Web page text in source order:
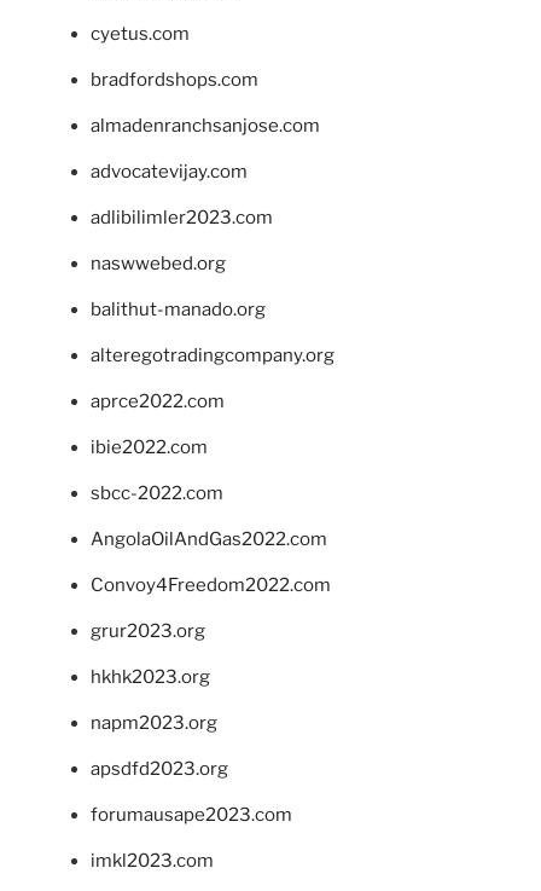
cyetus.com
bradfordshops.com
almadenranchsanjose.com
advocatevijay.com
adlibilimler2023.com
naswwebed.org
balithut-manado.org
alteregotradingcompany.org
aprce2022.com
ibie2022.com
sbcc-2022.com
AngolaOilAndGas2022.com
Convoy4Freedom2022.com
grur2023.org
hkhk2023.org
napm2023.org
apsdfd2023.org
forumausape2023.com
imkl2023.com